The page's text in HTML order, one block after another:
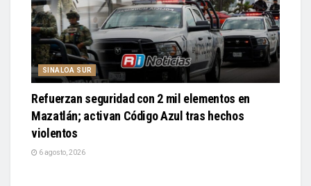
SINALOA SUR
Refuerzan seguridad con 2 mil elementos en
Mazatlán; activan Código Azul tras hechos
violentos
6 agosto, 2026